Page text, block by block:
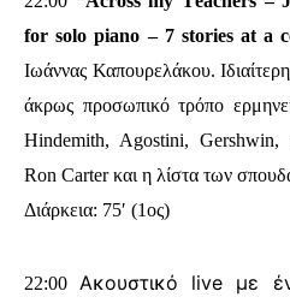
for solo piano – 7 stories at a
Ιωάννας Καπουρελάκου.
άκρως προσωπικό τρόπο
Hindemith, Agostini, Gershwin,
Ron Carter και η λίστα των
Διάρκεια: 75′ (1ος)
22:00 Ακουστικό live με